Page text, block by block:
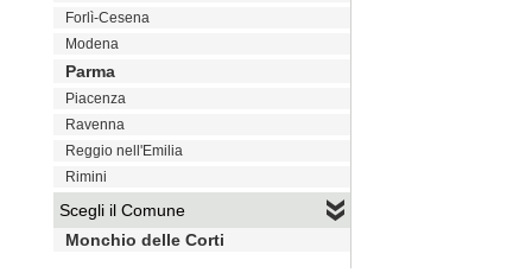
Forlì-Cesena
Modena
Parma
Piacenza
Ravenna
Reggio nell'Emilia
Rimini
Scegli il Comune
Monchio delle Corti